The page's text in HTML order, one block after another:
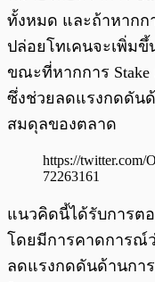
ทั้งหมด และถ้าหากก
ปล่อยโทเคนจะเพิ่มขึ้
ขณะที่หากการ Stake
ซึ่งช่วยลดแรงกดดันด้
สมดุลของตลาด
https://twitter.com/
72263161
แนวคิดนี้ได้รับการตอ
โดยมีการคาดการณ์
ลดแรงกดดันด้านกา